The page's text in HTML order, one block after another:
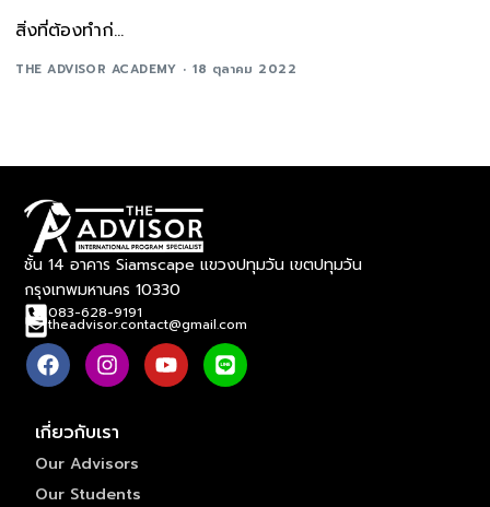
สิ่งที่ต้องทำก่...
THE ADVISOR ACADEMY 18 ตุลาคม 2022
ชั้น 14 อาคาร Siamscape แขวงปทุมวัน เขตปทุมวัน
กรุงเทพมหานคร 10330
083-628-9191
theadvisor.contact@gmail.com
เกี่ยวกับเรา
Our Advisors
Our Students